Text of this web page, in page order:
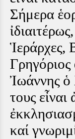
Σήμερα
Ἱεράρχες,
Ἰωάννης
τους
καί